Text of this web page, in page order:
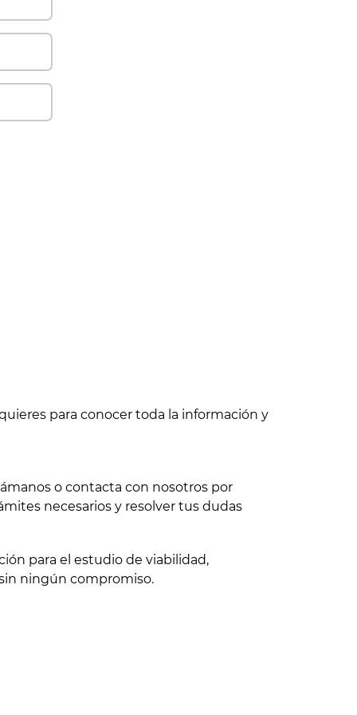
para conocer toda la información y
o contacta con nosotros por
necesarios y resolver tus dudas
para el estudio de viabilidad,
ningún compromiso.